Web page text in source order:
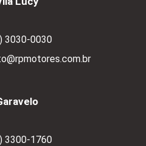
3030-0030
3300-1760